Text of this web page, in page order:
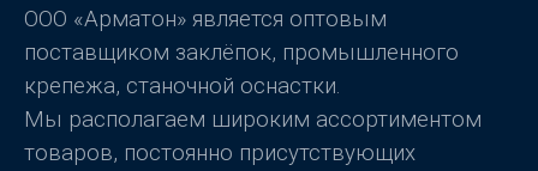
ООО «Арматон» является оптовым
поставщиком заклёпок, промышленного
крепежа, станочной оснастки.
Мы располагаем широким ассортиментом
товаров, постоянно присутствующих